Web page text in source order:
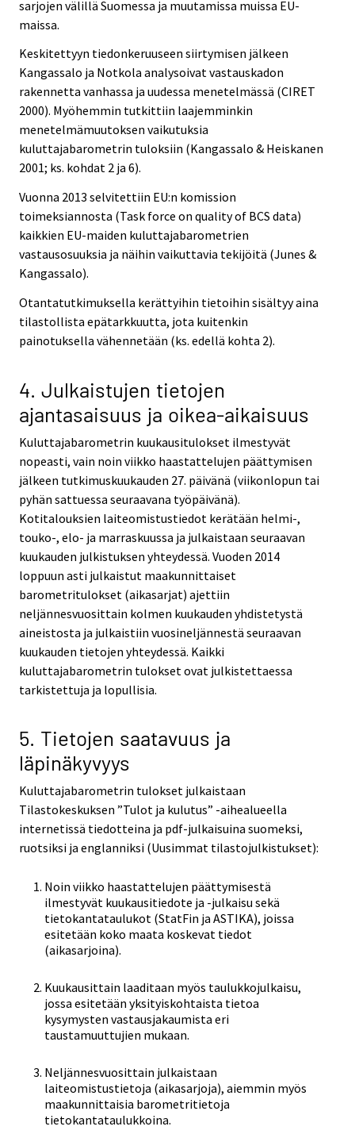
sarjojen välillä Suomessa ja muutamissa muissa EU-
maissa.
Keskitettyyn tiedonkeruuseen siirtymisen jälkeen
Kangassalo ja Notkola analysoivat vastauskadon
rakennetta vanhassa ja uudessa menetelmässä (CIRET
2000). Myöhemmin tutkittiin laajemminkin
menetelmämuutoksen vaikutuksia
kuluttajabarometrin tuloksiin (Kangassalo & Heiskanen
2001; ks. kohdat 2 ja 6).
Vuonna 2013 selvitettiin EU:n komission
toimeksiannosta (Task force on quality of BCS data)
kaikkien EU-maiden kuluttajabarometrien
vastausosuuksia ja näihin vaikuttavia tekijöitä (Junes &
Kangassalo).
Otantatutkimuksella kerättyihin tietoihin sisältyy aina
tilastollista epätarkkuutta, jota kuitenkin
painotuksella vähennetään (ks. edellä kohta 2).
4. Julkaistujen tietojen
ajantasaisuus ja oikea-aikaisuus
Kuluttajabarometrin kuukausitulokset ilmestyvät
nopeasti, vain noin viikko haastattelujen päättymisen
jälkeen tutkimuskuukauden 27. päivänä (viikonlopun tai
pyhän sattuessa seuraavana työpäivänä).
Kotitalouksien laiteomistustiedot kerätään helmi-,
touko-, elo- ja marraskuussa ja julkaistaan seuraavan
kuukauden julkistuksen yhteydessä. Vuoden 2014
loppuun asti julkaistut maakunnittaiset
barometritulokset (aikasarjat) ajettiin
neljännesvuosittain kolmen kuukauden yhdistetystä
aineistosta ja julkaistiin vuosineljännestä seuraavan
kuukauden tietojen yhteydessä. Kaikki
kuluttajabarometrin tulokset ovat julkistettaessa
tarkistettuja ja lopullisia.
5. Tietojen saatavuus ja
läpinäkyvyys
Kuluttajabarometrin tulokset julkaistaan
Tilastokeskuksen ”Tulot ja kulutus” -aihealueella
internetissä tiedotteina ja pdf-julkaisuina suomeksi,
ruotsiksi ja englanniksi (Uusimmat tilastojulkistukset):
Noin viikko haastattelujen päättymisestä
ilmestyvät kuukausitiedote ja -julkaisu sekä
tietokantataulukot (StatFin ja ASTIKA), joissa
esitetään koko maata koskevat tiedot
(aikasarjoina).
Kuukausittain laaditaan myös taulukkojulkaisu,
jossa esitetään yksityiskohtaista tietoa
kysymysten vastausjakaumista eri
taustamuuttujien mukaan.
Neljännesvuosittain julkaistaan
laiteomistustietoja (aikasarjoja), aiemmin myös
maakunnittaisia barometritietoja
tietokantataulukkoina.